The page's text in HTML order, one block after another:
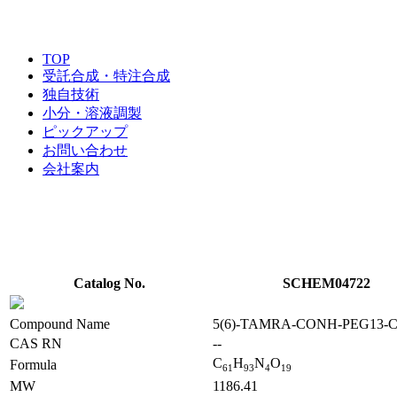
TOP
受託合成・特注合成
独自技術
小分・溶液調製
ピックアップ
お問い合わせ
会社案内
Catalog No. SCHEM04722
Compound Name
5(6)-TAMRA-CONH-PEG13-
CAS RN
--
Formula
C61H93N4O19
MW
1186.41